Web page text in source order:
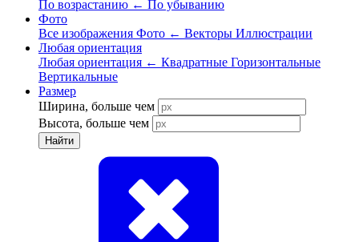
По возрастанию ← По убыванию
Фото
Все изображения Фото ← Векторы Иллюстрации
Любая ориентация
Любая ориентация ← Квадратные Горизонтальные
Вертикальные
Размер
Ширина, больше чем
Высота, больше чем
Найти